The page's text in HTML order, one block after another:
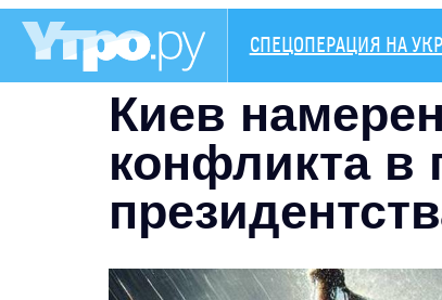
СПЕЦОПЕРАЦИЯ НА
Киев
конфликта